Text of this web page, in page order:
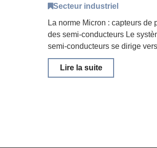
Secteur industriel
La norme Micron : capteurs de
des semi-conducteurs Le
semi-conducteurs se dirige
Lire la suite